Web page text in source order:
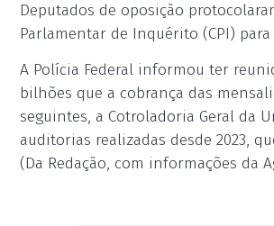
Deputados de oposição
Parlamentar de Inquérito (CPI)
A Polícia Federal informou ter
bilhões que a cobrança das
seguintes, a Cotroladoria Geral da
auditorias realizadas desde 2023,
(Da Redação, com informações da